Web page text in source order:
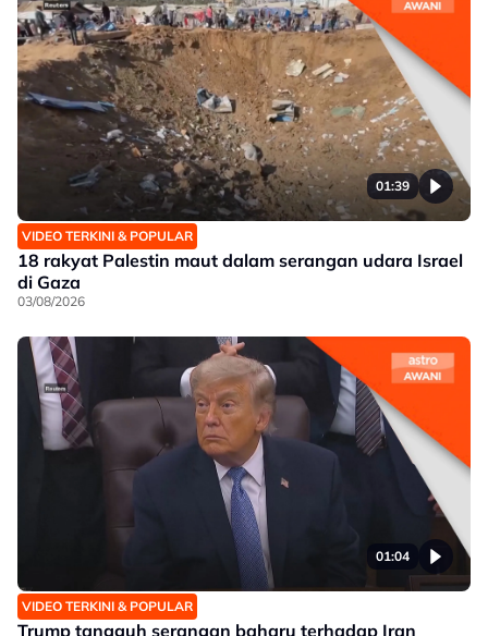
01:39
VIDEO TERKINI & POPULAR
18 rakyat Palestin maut dalam serangan udara Israel
di Gaza
03/08/2026
01:04
VIDEO TERKINI & POPULAR
Trump tangguh serangan baharu terhadap Iran